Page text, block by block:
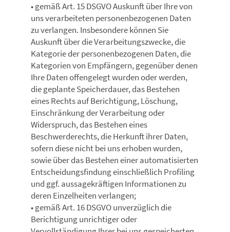
• gemäß Art. 15 DSGVO Auskunft über Ihre von
uns verarbeiteten personenbezogenen Daten
zu verlangen. Insbesondere können Sie
Auskunft über die Verarbeitungszwecke, die
Kategorie der personenbezogenen Daten, die
Kategorien von Empfängern, gegenüber denen
Ihre Daten offengelegt wurden oder werden,
die geplante Speicherdauer, das Bestehen
eines Rechts auf Berichtigung, Löschung,
Einschränkung der Verarbeitung oder
Widerspruch, das Bestehen eines
Beschwerderechts, die Herkunft ihrer Daten,
sofern diese nicht bei uns erhoben wurden,
sowie über das Bestehen einer automatisierten
Entscheidungsfindung einschließlich Profiling
und ggf. aussagekräftigen Informationen zu
deren Einzelheiten verlangen;
• gemäß Art. 16 DSGVO unverzüglich die
Berichtigung unrichtiger oder